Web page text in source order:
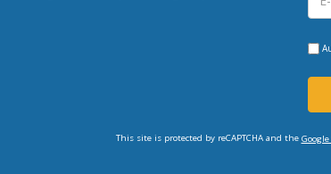
This site is protected by reCAPTCHA and the